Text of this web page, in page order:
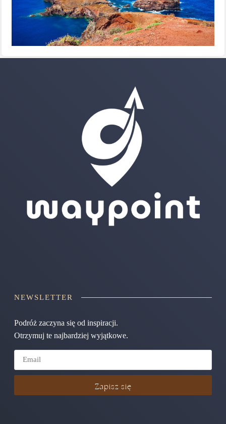
NEWSLETTER
Podróż zaczyna się od inspiracji.
Otrzymuj te najbardziej wyjątkowe.
Zapisz się